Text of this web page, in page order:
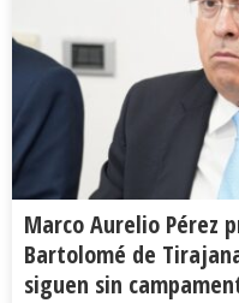
Marco Aurelio Pérez
Bartolomé de
siguen sin